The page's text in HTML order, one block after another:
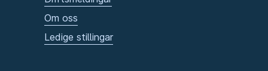
Om oss
Ledige stillingar